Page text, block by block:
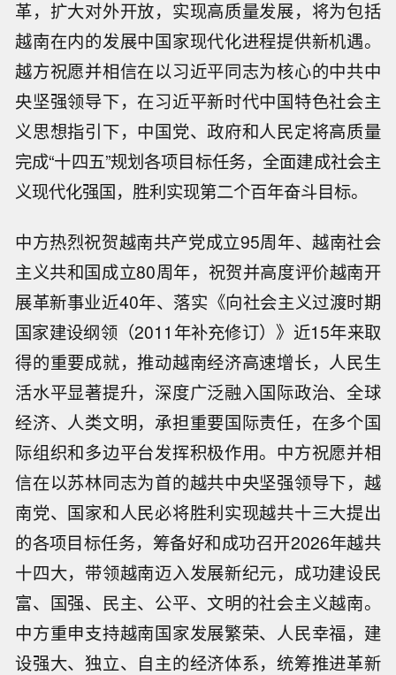
革，扩大对外开放，实现高质量发展，将为包括
越南在内的发展中国家现代化进程提供新机遇。
越方祝愿并相信在以习近平同志为核心的中共中
央坚强领导下，在习近平新时代中国特色社会主
义思想指引下，中国党、政府和人民定将高质量
完成“十四五”规划各项目标任务，全面建成社会主
义现代化强国，胜利实现第二个百年奋斗目标。
中方热烈祝贺越南共产党成立95周年、越南社会
主义共和国成立80周年，祝贺并高度评价越南开
展革新事业近40年、落实《向社会主义过渡时期
国家建设纲领（2011年补充修订）》近15年来取
得的重要成就，推动越南经济高速增长，人民生
活水平显著提升，深度广泛融入国际政治、全球
经济、人类文明，承担重要国际责任，在多个国
际组织和多边平台发挥积极作用。中方祝愿并相
信在以苏林同志为首的越共中央坚强领导下，越
南党、国家和人民必将胜利实现越共十三大提出
的各项目标任务，筹备好和成功召开2026年越共
十四大，带领越南迈入发展新纪元，成功建设民
富、国强、民主、公平、文明的社会主义越南。
中方重申支持越南国家发展繁荣、人民幸福，建
设强大、独立、自主的经济体系，统筹推进革新